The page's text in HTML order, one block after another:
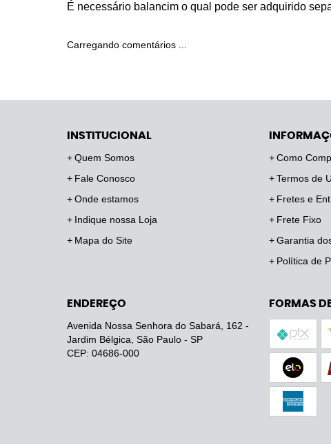
É necessário balancim o qual pode ser adquirido
Carregando comentários ...
INSTITUCIONAL
Quem Somos
Fale Conosco
Onde estamos
Indique nossa Loja
Mapa do Site
Como
Termos de
Fretes e
Frete Fixo
Garantia
Política de
ENDEREÇO
Avenida Nossa Senhora do Sabará, 162 -
Jardim Bélgica, São Paulo - SP
CEP: 04686-000
FORMAS